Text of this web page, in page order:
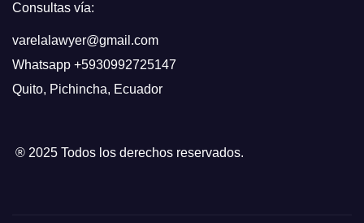
Consultas vía:
varelalawyer@gmail.com
Whatsapp +5930992725147
Quito, Pichincha, Ecuador
® 2025 Todos los derechos reservados.